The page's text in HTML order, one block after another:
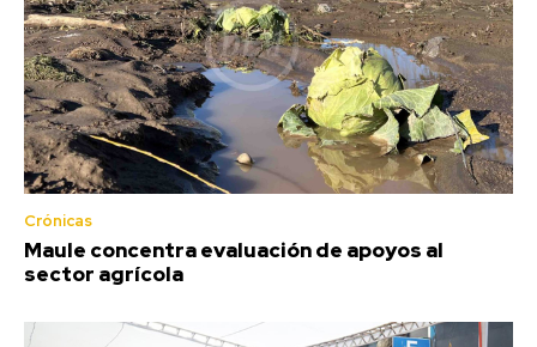
Crónicas
Maule concentra evaluación de apoyos al
sector agrícola